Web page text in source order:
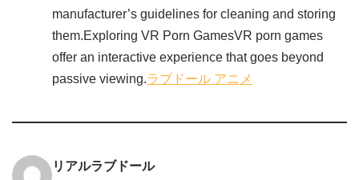
manufacturer’s guidelines for cleaning and storing
them.Exploring VR Porn GamesVR porn games
offer an interactive experience that goes beyond
passive viewing.ラブドール アニメ
リアルラブドール